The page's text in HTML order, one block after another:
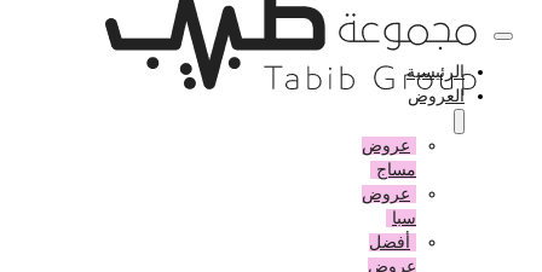
الرئيسية
العروض
عروض
مساج
عروض
أفضل
عروض